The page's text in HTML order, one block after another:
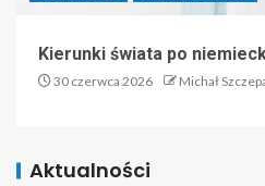
Kierunki świata po
30 czerwca 2026 Michał
Aktualności